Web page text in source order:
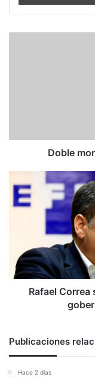
Doble
Correa
con
que
gobernóRafael
Publicaciones
Hace 2 días